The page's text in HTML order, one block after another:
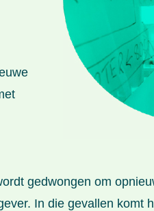
gedwongen om
In die gevallen komt